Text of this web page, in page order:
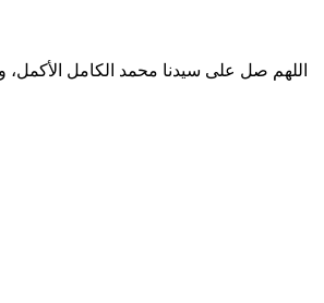
اللهم صل على سيدنا محمد الكامل الأكمل،